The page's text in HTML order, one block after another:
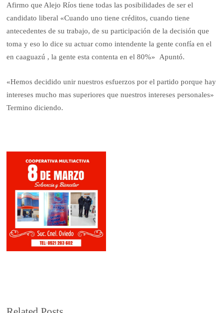
Afirmo que Alejo Ríos tiene todas las posibilidades de ser el
candidato liberal «Cuando uno tiene créditos, cuando tiene
antecedentes de su trabajo, de su participación de la decisión que
toma y eso lo dice su actuar como intendente la gente confía en el
en caaguazú , la gente esta contenta en el 80%» Apuntó.
«Hemos decidido unir nuestros esfuerzos por el partido porque hay
intereses mucho mas superiores que nuestros intereses personales»
Termino diciendo.